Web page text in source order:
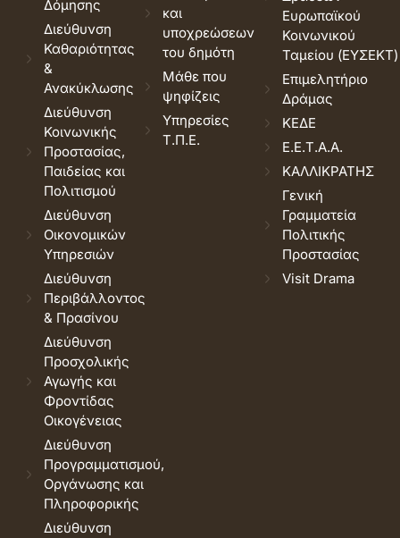
Δόμησης
Διεύθυνση
Καθαριότητας
&
Ανακύκλωσης
Διεύθυνση
Κοινωνικής
Προστασίας,
Παιδείας και
Πολιτισμού
Διεύθυνση
Οικονομικών
Υπηρεσιών
Διεύθυνση
Περιβάλλοντος
& Πρασίνου
Διεύθυνση
Προσχολικής
Αγωγής και
Φροντίδας
Οικογένειας
Διεύθυνση
Προγραμματισμού,
Οργάνωσης και
Πληροφορικής
Διεύθυνση
και
υποχρεώσεων
του δημότη
Μάθε που
ψηφίζεις
Υπηρεσίες
Τ.Π.Ε.
Ευρωπαϊκού
Κοινωνικού
Ταμείου (ΕΥΣΕΚΤ)
Επιμελητήριο
Δράμας
ΚΕΔΕ
Ε.Ε.Τ.Α.Α.
ΚΑΛΛΙΚΡΑΤΗΣ
Γενική
Γραμματεία
Πολιτικής
Προστασίας
Visit Drama